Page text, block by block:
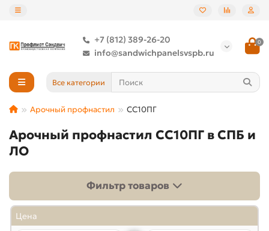
+7 (812) 389-26-20
info@sandwichpanelsvspb.ru
0
Все категории
Арочный профнастил СС10ПГ
Арочный профнастил СС10ПГ в СПБ и
ЛО
Фильтр товаров
Цена